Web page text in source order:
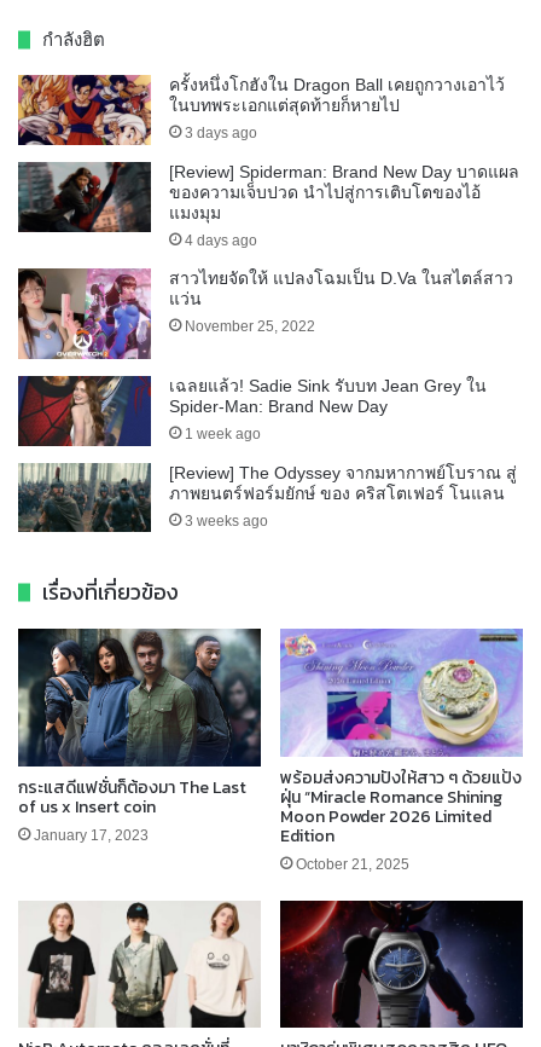
กำลังฮิต
ครั้งหนึ่งโกฮังใน Dragon Ball เคยถูกวางเอาไว้
ในบทพระเอกแต่สุดท้ายก็หายไป
3 days ago
[Review] Spiderman: Brand New Day บาดแผล
ของความเจ็บปวด นำไปสู่การเติบโตของไอ้
แมงมุม
4 days ago
สาวไทยจัดให้ แปลงโฉมเป็น D.Va ในสไตล์สาว
แว่น
November 25, 2022
เฉลยแล้ว! Sadie Sink รับบท Jean Grey ใน
Spider-Man: Brand New Day
1 week ago
[Review] The Odyssey จากมหากาพย์โบราณ สู่
ภาพยนตร์ฟอร์มยักษ์ ของ คริสโตเฟอร์ โนแลน
3 weeks ago
เรื่องที่เกี่ยวข้อง
กระแสดีแฟชั่นก็ต้องมา The Last
of us x Insert coin
January 17, 2023
พร้อมส่งความปังให้สาว ๆ ด้วยแป้ง
ฝุ่น “Miracle Romance Shining
Moon Powder 2026 Limited
Edition
October 21, 2025